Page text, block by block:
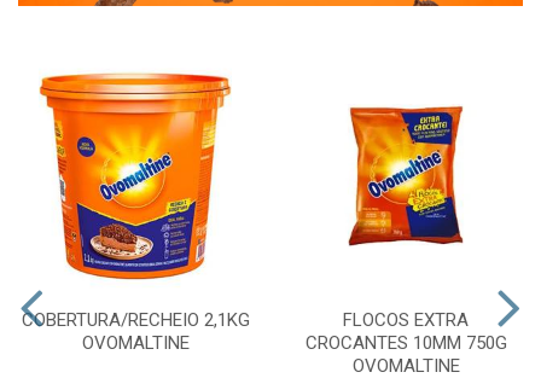
COBERTURA/RECHEIO 2,1KG
OVOMALTINE
FLOCOS EXTRA
CROCANTES 10MM 750G
OVOMALTINE